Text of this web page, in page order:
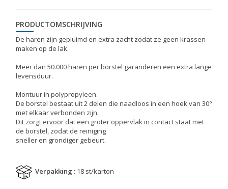
PRODUCTOMSCHRIJVING
De haren zijn gepluimd en extra zacht zodat ze geen krassen
maken op de lak.
Meer dan 50.000 haren per borstel garanderen een extra lange
levensduur.
Montuur in polypropyleen.
De borstel bestaat uit 2 delen die naadloos in een hoek van 30°
met elkaar verbonden zijn.
Dit zorgt ervoor dat een groter oppervlak in contact staat met
de borstel, zodat de reiniging
sneller en grondiger gebeurt.
Verpakking : 18 st/karton